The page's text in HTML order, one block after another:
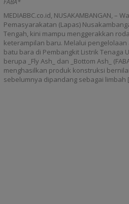
MEDIABBC.co.id, NUSAKAMBANGAN, –
Pemasyarakatan (Lapas)
Tengah, kini mampu menggerakkan
keterampilan baru. Melalui
batu bara di Pembangkit Listrik Tenaga
berupa _Fly Ash_ dan _Bottom Ash_
menghasilkan produk konstruksi
sebelumnya dipandang sebagai limbah